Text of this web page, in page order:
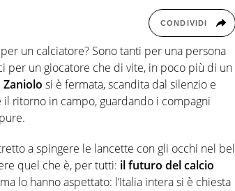
CONDIVIDI
un calciatore? Sono tanti per una persona
per un giocatore che di vite, in poco più di un
si è fermata, scandita dal silenzio e
il ritorno in campo, guardando i compagni
a spingere le lancette con gli occhi nel bel
quel che è, per tutti: il futuro del calcio
lo hanno aspettato: l’Italia intera si è chiesta